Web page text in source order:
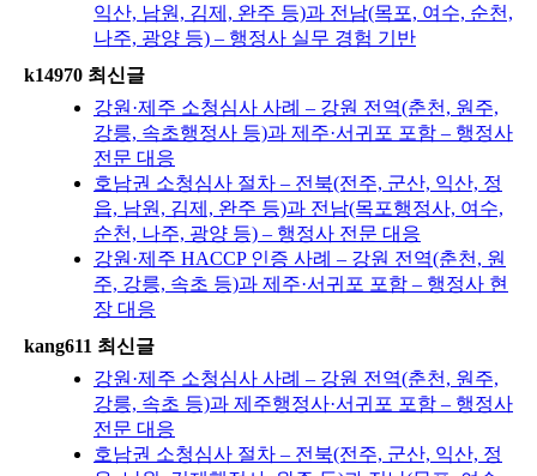
익산, 남원, 김제, 완주 등)과 전남(목포, 여수, 순천,
나주, 광양 등) – 행정사 실무 경험 기반
k14970 최신글
강원·제주 소청심사 사례 – 강원 전역(춘천, 원주,
강릉, 속초행정사 등)과 제주·서귀포 포함 – 행정사
전문 대응
호남권 소청심사 절차 – 전북(전주, 군산, 익산, 정
읍, 남원, 김제, 완주 등)과 전남(목포행정사, 여수,
순천, 나주, 광양 등) – 행정사 전문 대응
강원·제주 HACCP 인증 사례 – 강원 전역(춘천, 원
주, 강릉, 속초 등)과 제주·서귀포 포함 – 행정사 현
장 대응
kang611 최신글
강원·제주 소청심사 사례 – 강원 전역(춘천, 원주,
강릉, 속초 등)과 제주행정사·서귀포 포함 – 행정사
전문 대응
호남권 소청심사 절차 – 전북(전주, 군산, 익산, 정